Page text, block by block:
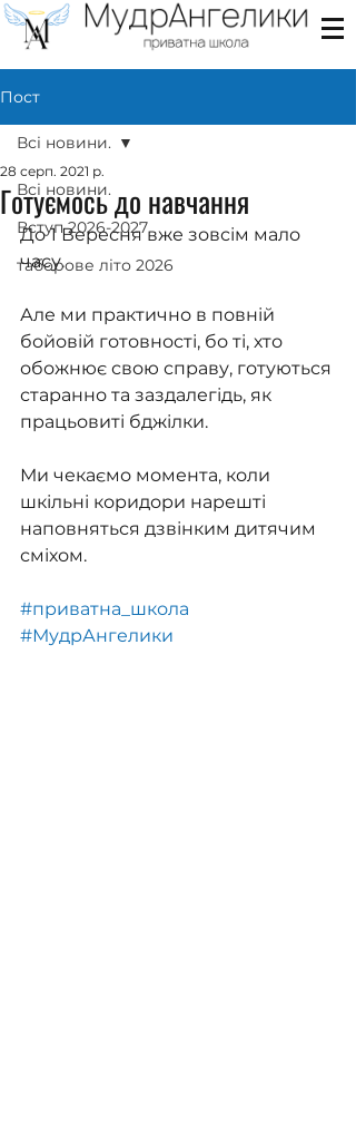
Пост
Всі новини.
Вступ 2026-2027
таборове літо 2026
Всі новини.
Готуємось до навчання
28 серп. 2021 р.
До 1 Вересня вже зовсім мало
часу.
Але ми практично в повній
бойовій готовності, бо ті, хто
обожнює свою справу, готуються
старанно та заздалегідь, як
працьовиті бджілки.
Ми чекаємо момента, коли
шкільні коридори нарешті
наповняться дзвінким дитячим
сміхом.
#приватна_школа
#МудрАнгелики